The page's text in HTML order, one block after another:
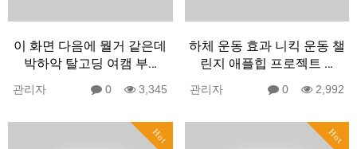
이 화면 다음에 뭘거 같은데
박하악 탈고딩 여캠 부…
관리자 0 3,345
하체 운동 효과 니킥 운동 챌
린지 애플힙 프로젝트 …
관리자 0 2,992
Hot Hot